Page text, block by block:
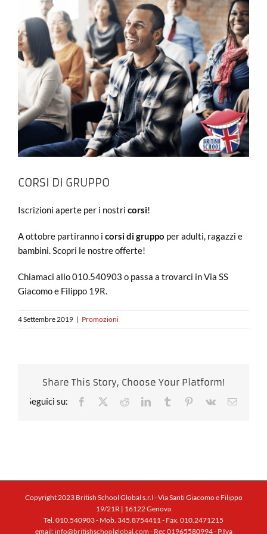
CORSI DI GRUPPO
Iscrizioni aperte per i nostri corsi!
A ottobre partiranno i corsi di gruppo per adulti, ragazzi e
bambini. Scopri le nostre offerte!
Chiamaci allo 010.540903 o passa a trovarci in Via SS
Giacomo e Filippo 19R.
4 Settembre 2019 | Promozioni
Share This Story, Choose Your Platform!
Facebook RedditLinkedInTumblr Pinterest
Vk Email
Copyright 2023 British School Global s.r.l - Via Santi Giacomo e Filippo
19/21R | 16122 Genova
Tel. 010.540903 - Mob. 345.8754411 - Fax. 010.2471215
email: info@britishschoolglobal.com - Rec 01965580994 - P.Iva